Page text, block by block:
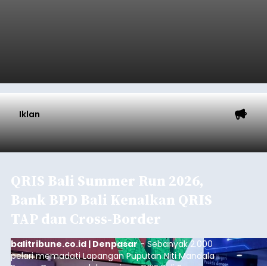
Iklan
QRIS Bali Summer Run 2026,
Bank BPD Bali Kenalkan QRIS
TAP dan Cross-Border
balitribune.co.id | Denpasar- Sebanyak 2.000
pelari memadati Lapangan Puputan Niti Mandala